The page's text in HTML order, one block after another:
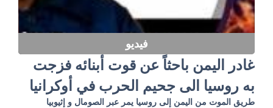
فيديو
غادر اليمن باحثاً عن قوت أبنائه فزجت
به روسيا الى جحيم الحرب في أوكرانيا
طريق الموت من اليمن إلى روسيا يمر عبر الصومال و إثيوبيا